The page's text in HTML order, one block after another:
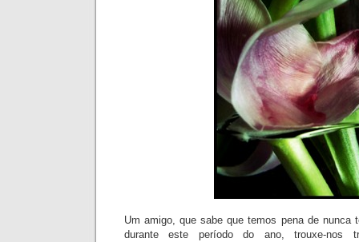
Um amigo, que sabe que temos pena de nunca
durante este período do ano, trouxe-nos